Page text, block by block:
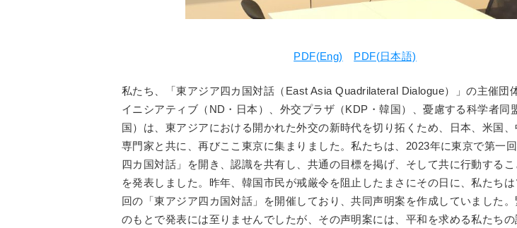
PDF(Eng) PDF(日本語)
私たち、「東アジア四カ国対話（East Asia Quadrilateral Dialogue）」の主催団
イニシアティブ（ND・日本）、外交プラザ（KDP・韓国）、憂慮する科学者同
国）は、東アジアにおける開かれた外交の新時代を切り拓くため、日本、米国
専門家と共に、再びここ東京に集まりました。私たちは、2023年に東京で第一
四カ国対話」を開き、認識を共有し、共通の目標を掲げ、そして共に行動するこ
を発表しました。昨年、韓国市民が戒厳令を阻止したまさにその日に、私たちは
回の「東アジア四カ国対話」を開催しており、共同声明案を作成していました。
のもとで発表には至りませんでしたが、その声明案には、平和を求める私たちの